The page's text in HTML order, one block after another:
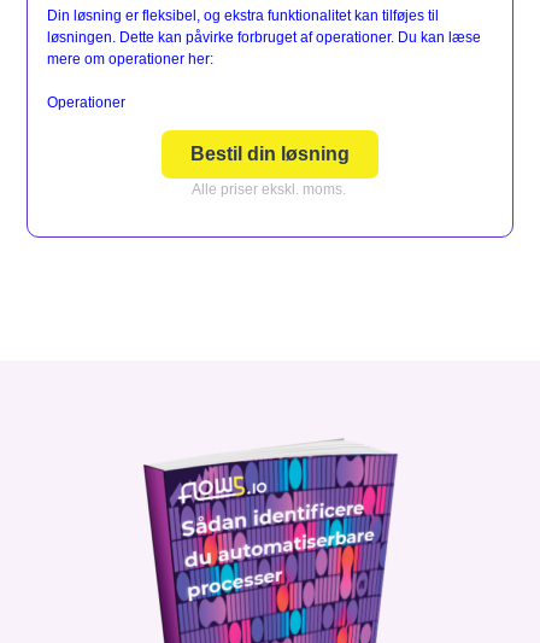
Din løsning er fleksibel, og ekstra funktionalitet kan tilføjes til
løsningen. Dette kan påvirke forbruget af operationer. Du kan læse
mere om operationer her:
Operationer
Bestil din løsning
Alle priser ekskl. moms.